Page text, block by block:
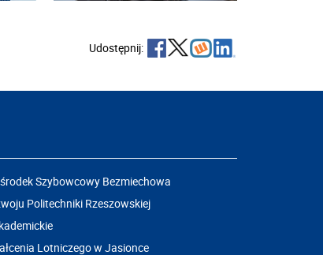
Udostępnij:
Szybowcowy Bezmiechowa
Politechniki Rzeszowskiej
Lotniczego w Jasionce